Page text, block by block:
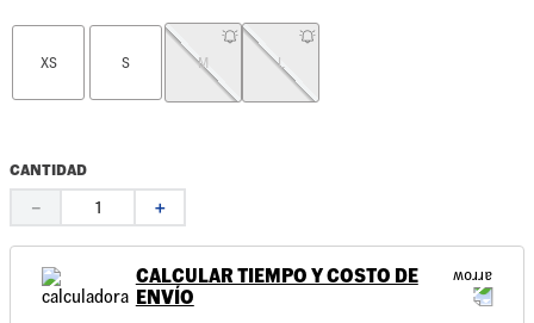
L
M
S
XS
CANTIDAD
＋
－
CALCULAR TIEMPO Y COSTO DE
ENVÍO